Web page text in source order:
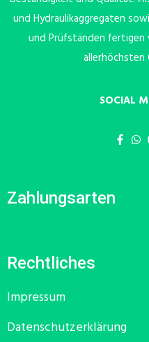
und Hydraulikaggregaten
und Prüfständen fertigen
SOCIAL
Zahlungsarten
Rechtliches
Impressum
Datenschutzerklärung